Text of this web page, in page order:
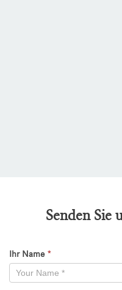
Senden Sie
Kontaktformular
-
Ihr Name *